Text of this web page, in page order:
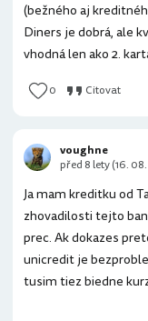
(bežného aj
Diners je dobrá, ale
vhodná len ako 2.
0 Citovat
Ja mam kreditku od
zhovadilosti tejto
prec. Ak dokazes
unicredit je
tusim tiez biedne
voughne
před 8 lety (16. 08.